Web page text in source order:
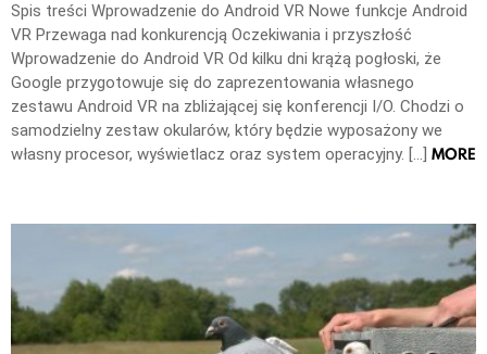
Spis treści Wprowadzenie do Android VR Nowe funkcje Android
VR Przewaga nad konkurencją Oczekiwania i przyszłość
Wprowadzenie do Android VR Od kilku dni krążą pogłoski, że
Google przygotowuje się do zaprezentowania własnego
zestawu Android VR na zbliżającej się konferencji I/O. Chodzi o
samodzielny zestaw okularów, który będzie wyposażony we
własny procesor, wyświetlacz oraz system operacyjny. […] MORE